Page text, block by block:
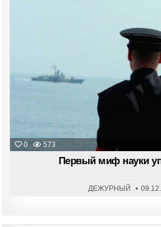
0 573
Первый миф науки
ДЕЖУРНЫЙ